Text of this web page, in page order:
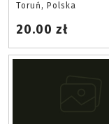
Toruń, Polska
20.00 zł